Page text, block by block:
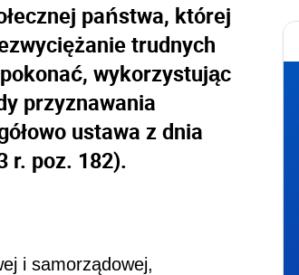
państwa, której
trudnych
wykorzystując
przyznawania
ustawa z dnia
r. poz. 182).
i samorządowej,